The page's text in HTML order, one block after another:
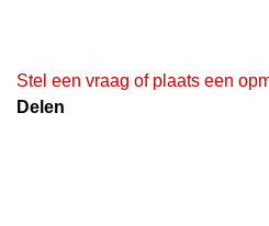
Stel een vraag of plaats een
Delen